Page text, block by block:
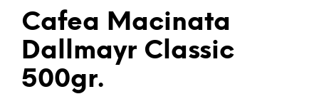
Cafea Macinata
Dallmayr Classic
500gr.